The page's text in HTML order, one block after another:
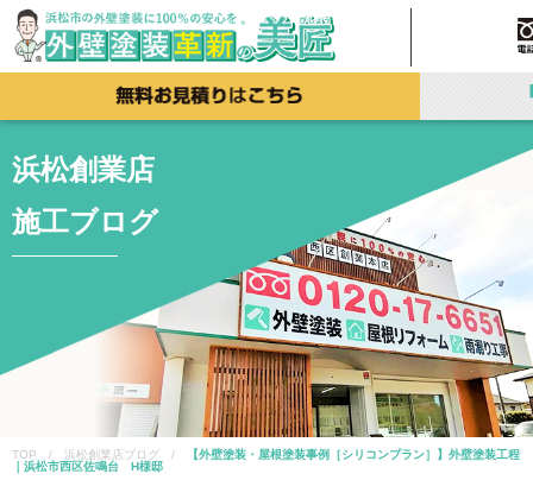
浜松創業店
施工ブログ
TOP / 浜松創業店ブログ /
【外壁塗装・屋根塗装事例［シリコンプラン］】外壁塗装工程
｜浜松市西区佐鳴台 H様邸